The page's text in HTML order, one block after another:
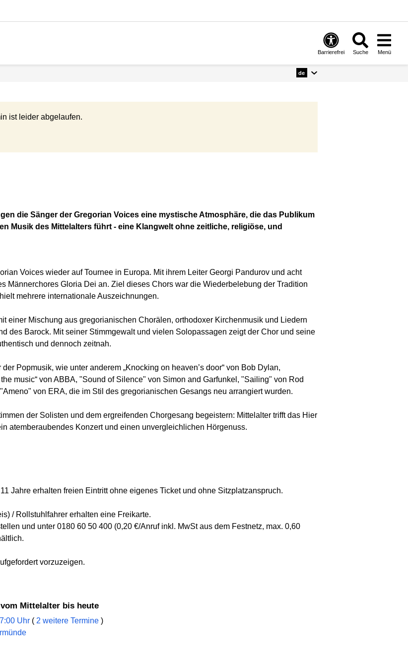
Barrierefrei Suche Menü
de
ist leider abgelaufen.
die Sänger der Gregorian Voices eine mystische Atmosphäre, die das Publikum
Musik des Mittelalters führt - eine Klangwelt ohne zeitliche, religiöse, und
Voices wieder auf Tournee in Europa. Mit ihrem Leiter Georgi Pandurov und acht
Männerchores Gloria Dei an. Ziel dieses Chors war die Wiederbelebung der Tradition
mehrere internationale Auszeichnungen.
einer Mischung aus gregorianischen Chorälen, orthodoxer Kirchenmusik und Liedern
des Barock. Mit seiner Stimmgewalt und vielen Solopassagen zeigt der Chor und seine
und dennoch zeitnah.
Popmusik, wie unter anderem „Knocking on heaven’s door“ von Bob Dylan,
music“ von ABBA, "Sound of Silence" von Simon and Garfunkel, "Sailing" von Rod
von ERA, die im Stil des gregorianischen Gesangs neu arrangiert wurden.
der Solisten und dem ergreifenden Chorgesang begeistern: Mittelalter trifft das Hier
atemberaubendes Konzert und einen unvergleichlichen Hörgenuss.
Jahre erhalten freien Eintritt ohne eigenes Ticket und ohne Sitzplatzanspruch.
/ Rollstuhlfahrer erhalten eine Freikarte.
und unter 0180 60 50 400 (0,20 €/Anruf inkl. MwSt aus dem Festnetz, max. 0,60
vorzuzeigen.
vom Mittelalter bis heute
Uhr ( 2 weitere Termine )